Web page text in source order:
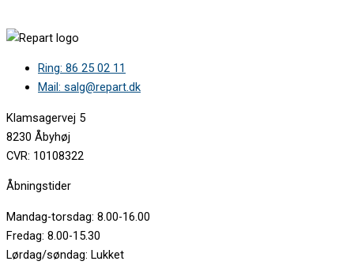
KG33VVW30E/01 •
KG33VVW30E/04 •
KG33VVW30S/01 •
KG33VVW30S/03 •
KG33VVW30S/04 •
KG33VVW30X/02 •
KG33VVW30X/03 •
KG36E2L4A/01 •
KG36E6L4A/01 •
KG36EAI30/01 •
KG36EAI30/02 •
KG36EAI30/03 •
Ring: 86 25 02 11
Mail: salg@repart.dk
Klamsagervej 5
8230 Åbyhøj
CVR: 10108322
Åbningstider
Mandag-torsdag: 8.00-16.00
Fredag: 8.00-15.30
Lørdag/søndag: Lukket